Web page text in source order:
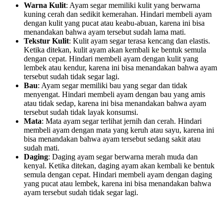
Warna Kulit: Ayam segar memiliki kulit yang berwarna
kuning cerah dan sedikit kemerahan. Hindari membeli ayam
dengan kulit yang pucat atau keabu-abuan, karena ini bisa
menandakan bahwa ayam tersebut sudah lama mati.
Tekstur Kulit: Kulit ayam segar terasa kencang dan elastis.
Ketika ditekan, kulit ayam akan kembali ke bentuk semula
dengan cepat. Hindari membeli ayam dengan kulit yang
lembek atau kendur, karena ini bisa menandakan bahwa ayam
tersebut sudah tidak segar lagi.
Bau: Ayam segar memiliki bau yang segar dan tidak
menyengat. Hindari membeli ayam dengan bau yang amis
atau tidak sedap, karena ini bisa menandakan bahwa ayam
tersebut sudah tidak layak konsumsi.
Mata: Mata ayam segar terlihat jernih dan cerah. Hindari
membeli ayam dengan mata yang keruh atau sayu, karena ini
bisa menandakan bahwa ayam tersebut sedang sakit atau
sudah mati.
Daging: Daging ayam segar berwarna merah muda dan
kenyal. Ketika ditekan, daging ayam akan kembali ke bentuk
semula dengan cepat. Hindari membeli ayam dengan daging
yang pucat atau lembek, karena ini bisa menandakan bahwa
ayam tersebut sudah tidak segar lagi.